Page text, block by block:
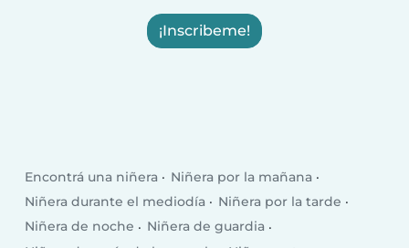
¡Inscribeme!
Encontrá una niñera
Niñera por la mañana
Niñera durante el mediodía
Niñera por la tarde
Niñera de noche
Niñera de guardia